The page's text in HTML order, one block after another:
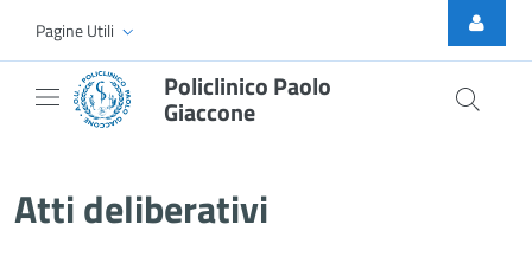
Skip to Main Content
Pagine Utili
Policlinico Paolo
Giaccone
Atti deliberativi